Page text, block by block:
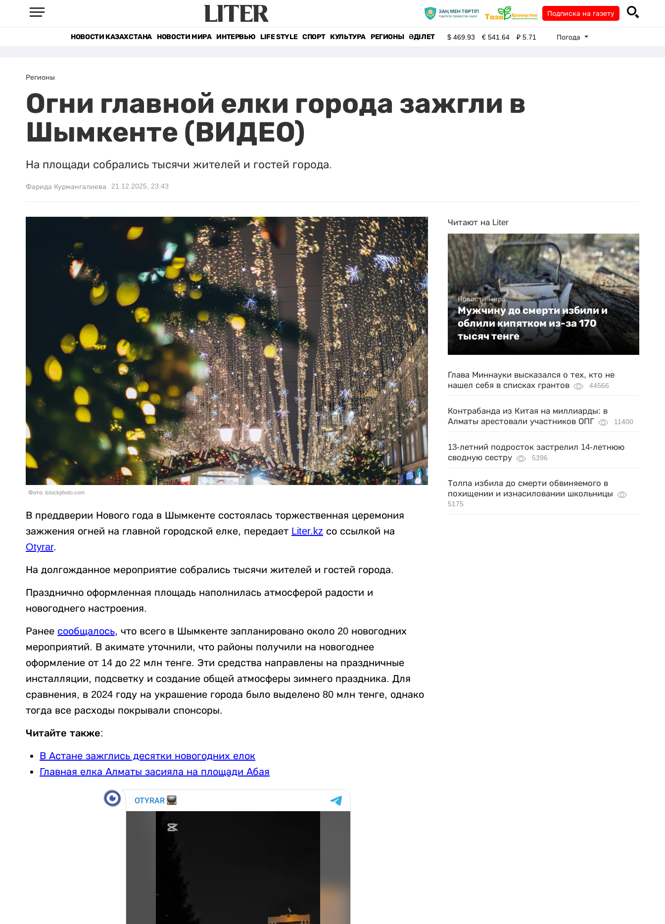
Подписка на газету
НОВОСТИ КАЗАХСТАНА НОВОСТИ МИРА ИНТЕРВЬЮ LIFE STYLE СПОРТ КУЛЬТУРА РЕГИОНЫ ӘДІЛЕТ $469.93 €541.64 ₽5.71 Погода
Регионы
Огни главной елки города зажгли в
Шымкенте (ВИДЕО)
На площади собрались тысячи жителей и гостей города.
Фарида Курмангалиева 21.12.2025, 23:43
Фото: istockphoto.com
В преддверии Нового года в Шымкенте состоялась торжественная церемония
зажжения огней на главной городской елке, передает Liter.kz со ссылкой на
Otyrar.
На долгожданное мероприятие собрались тысячи жителей и гостей города.
Празднично оформленная площадь наполнилась атмосферой радости и
новогоднего настроения.
Ранее сообщалось, что всего в Шымкенте запланировано около 20 новогодних
мероприятий. В акимате уточнили, что районы получили на новогоднее
оформление от 14 до 22 млн тенге. Эти средства направлены на праздничные
инсталляции, подсветку и создание общей атмосферы зимнего праздника. Для
сравнения, в 2024 году на украшение города было выделено 80 млн тенге, однако
тогда все расходы покрывали спонсоры.
Читайте также:
В Астане зажглись десятки новогодних елок
Главная елка Алматы засияла на площади Абая
Читают на Liter
Новости мира
Мужчину до смерти избили и
облили кипятком из-за 170
тысяч тенге
Глава Миннауки высказался о тех, кто не
нашел себя в списках грантов
44566
Контрабанда из Китая на миллиарды: в
Алматы арестовали участников ОПГ
11400
13-летний подросток застрелил 14-летнюю
сводную сестру
5396
Толпа избила до смерти обвиняемого в
похищении и изнасиловании школьницы
5175